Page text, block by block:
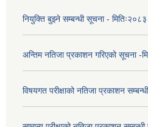
नियुक्ति बुझ्ने सम्बन्धी सूचना -
अन्तिम नतिजा प्रकाशन गरिएको सूचना
विषयगत परीक्षाको नतिजा प्रकाशन